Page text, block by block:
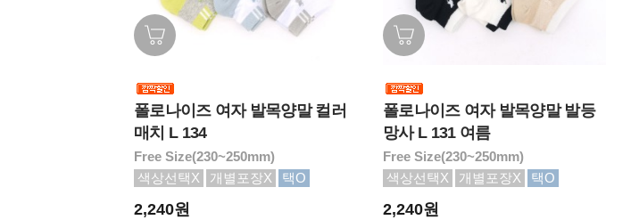
폴로나이즈 여자 발목양말 컬러
매치 L 134
Free Size(230~250mm)
색상선택X
개별포장X 택O
2,240원
폴로나이즈 여자 발목양말 발등
망사 L 131 여름
Free Size(230~250mm)
색상선택X
개별포장X 택O
2,240원